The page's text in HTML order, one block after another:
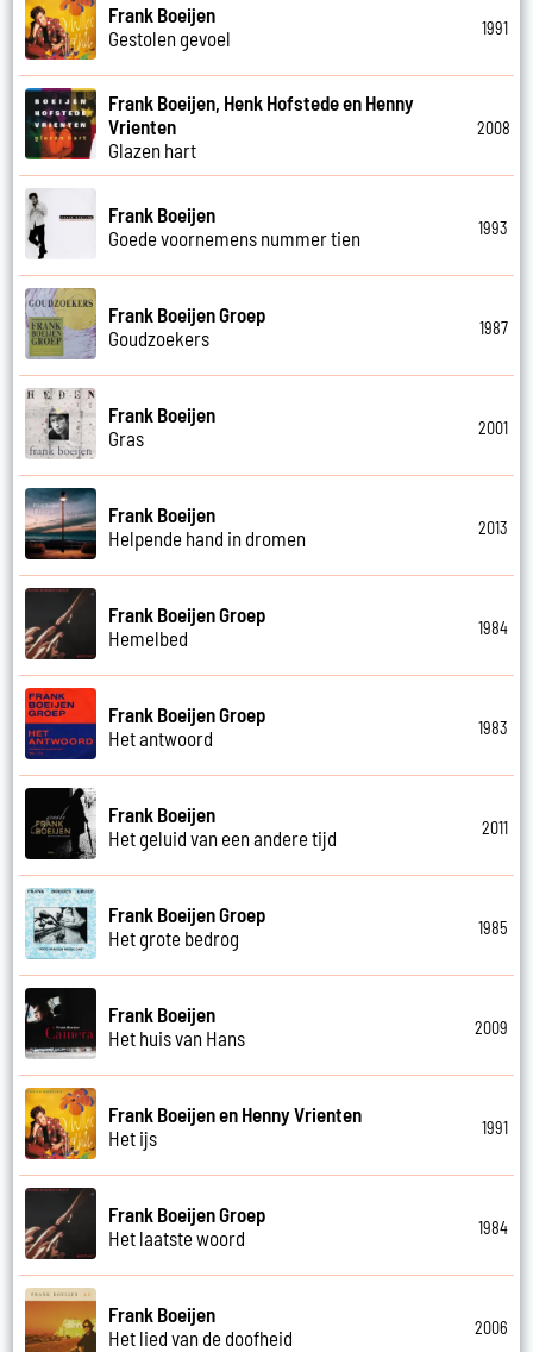
Frank Boeijen
Gestolen gevoel
1991
Frank Boeijen, Henk Hofstede en Henny
Vrienten
Glazen hart
2008
Frank Boeijen
Goede voornemens nummer tien
1993
Frank Boeijen Groep
Goudzoekers
1987
Frank Boeijen
Gras
2001
Frank Boeijen
Helpende hand in dromen
2013
Frank Boeijen Groep
Hemelbed
1984
Frank Boeijen Groep
Het antwoord
1983
Frank Boeijen
Het geluid van een andere tijd
2011
Frank Boeijen Groep
Het grote bedrog
1985
Frank Boeijen
Het huis van Hans
2009
Frank Boeijen en Henny Vrienten
Het ijs
1991
Frank Boeijen Groep
Het laatste woord
1984
Frank Boeijen
Het lied van de doofheid
2006